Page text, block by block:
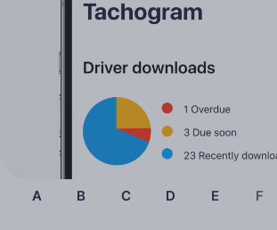
A B C D E F